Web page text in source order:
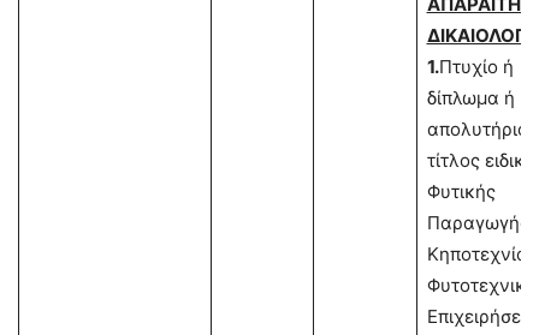
1.Πτυχίο ή
δίπλωμα ή
απολυτήριος
τίτλος
Φυτικής
Παραγωγής